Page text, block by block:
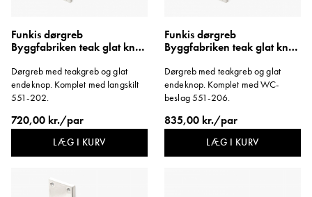
Funkis dørgreb
Byggfabriken teak glat knop
Dørgreb med teakgreb og glat
endeknop. Komplet med langskilt
551-202.
720,00 kr./par
LÆG I KURV
Funkis dørgreb
Byggfabriken teak glat knop
Dørgreb med teakgreb og glat
endeknop. Komplet med WC-
beslag 551-206.
835,00 kr./par
LÆG I KURV